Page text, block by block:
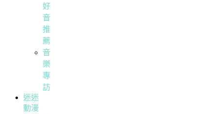
好
音
推
薦
音
樂
專
訪
迷迷
動漫